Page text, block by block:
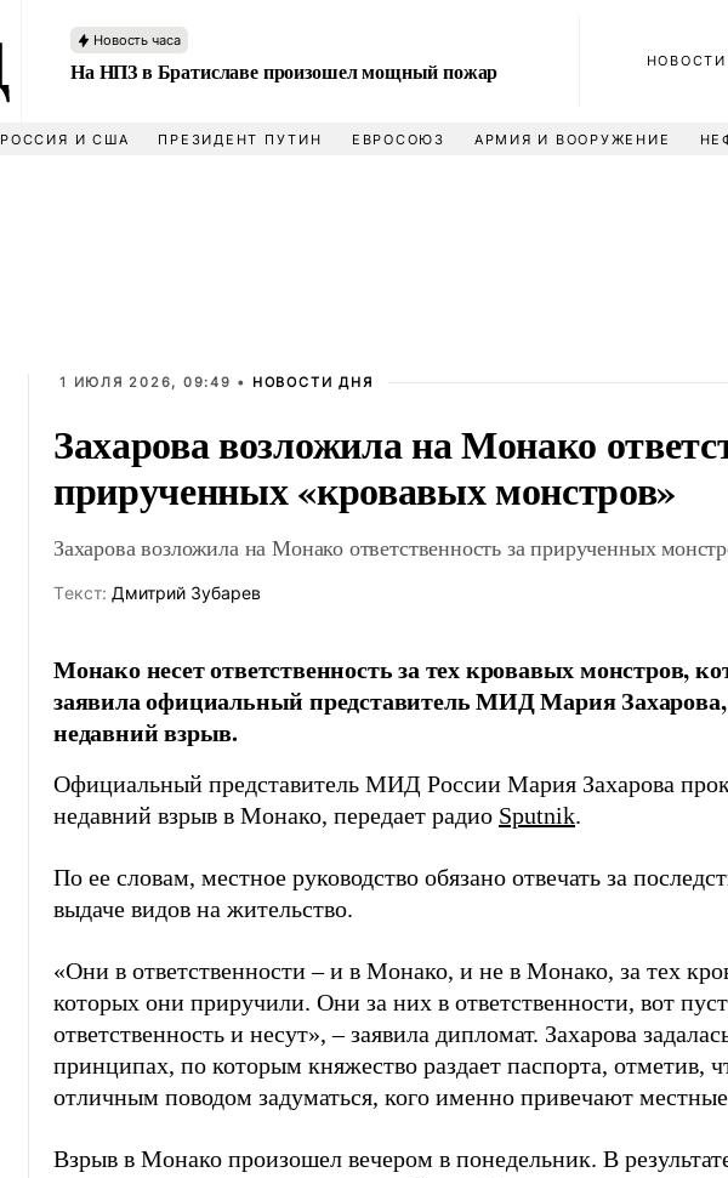
Новость часа
На НПЗ в Братиславе произошел мощный пожар НОВОСТИ
РОССИЯ И США ПРЕЗИДЕНТ ПУТИН ЕВРОСОЮЗ АРМИЯ И ВООРУЖЕНИЕ
1 ИЮЛЯ 2026, 09:49 • НОВОСТИ ДНЯ
Захарова возложила на Монако
прирученных «кровавых монстров»
Захарова возложила на Монако ответственность за прирученных
Tекст: Дмитрий Зубарев
Монако несет ответственность за тех кровавых монстров,
заявила официальный представитель МИД Мария
недавний взрыв.
Официальный представитель МИД России Мария Захарова
недавний взрыв в Монако, передает радио Sputnik.
По ее словам, местное руководство обязано отвечать за
выдаче видов на жительство.
«Они в ответственности – и в Монако, и не в Монако, за тех
которых они приручили. Они за них в ответственности, вот
ответственность и несут», – заявила дипломат. Захарова
принципах, по которым княжество раздает паспорта, отметив,
отличным поводом задуматься, кого именно привечают
Взрыв в Монако произошел вечером в понедельник. В